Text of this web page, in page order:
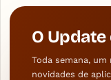
O Update
Toda semana,
novidades de